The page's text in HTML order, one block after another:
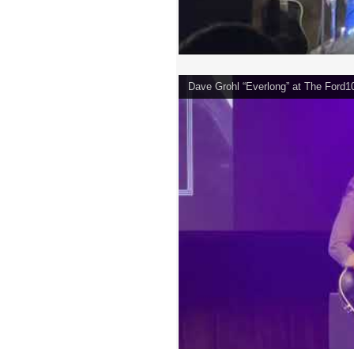
Dave Grohl “Everlong” at The